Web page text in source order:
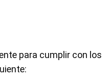
para cumplir con los